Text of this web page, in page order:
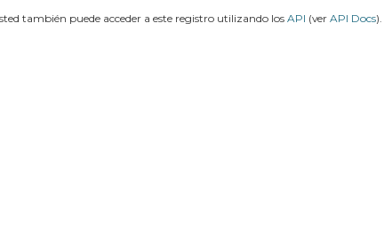
también puede acceder a este registro utilizando los API (ver API Docs).